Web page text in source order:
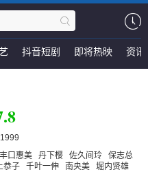
抖音短剧 即将热映 资讯
1999
丰口惠美 丹下樱 佐久间玲
保志总
恭子 千叶一伸 南央美
堀内贤雄